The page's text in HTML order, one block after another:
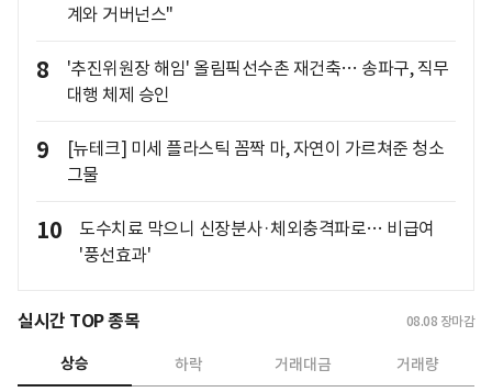
계와 거버넌스"
8
'추진위원장 해임' 올림픽선수촌 재건축… 송파구, 직무
대행 체제 승인
9
[뉴테크] 미세 플라스틱 꼼짝 마, 자연이 가르쳐준 청소
그물
10
도수치료 막으니 신장분사·체외충격파로… 비급여
'풍선효과'
실시간 TOP 종목 08.08 장마감
상승 하락 거래대금 거래량